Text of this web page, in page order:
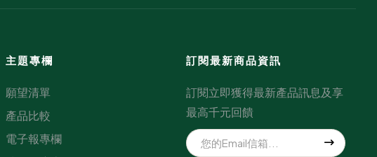
主題專欄
願望清單
產品比較
電子報專欄
訂閱最新商品資訊
訂閱立即獲得最新產品訊息及享
最高千元回饋